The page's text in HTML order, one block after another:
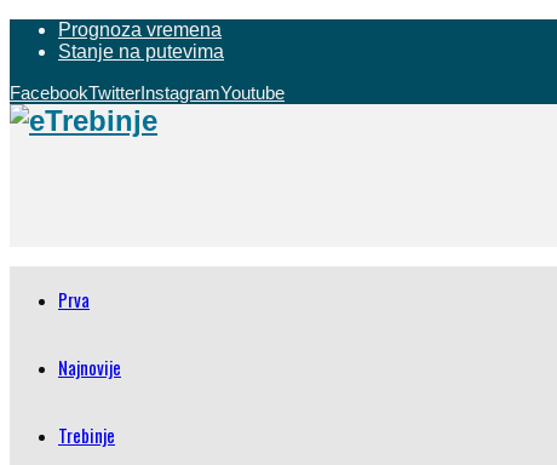
Prognoza vremena
Stanje na putevima
FacebookTwitterInstagramYoutube
Prva
Najnovije
Trebinje